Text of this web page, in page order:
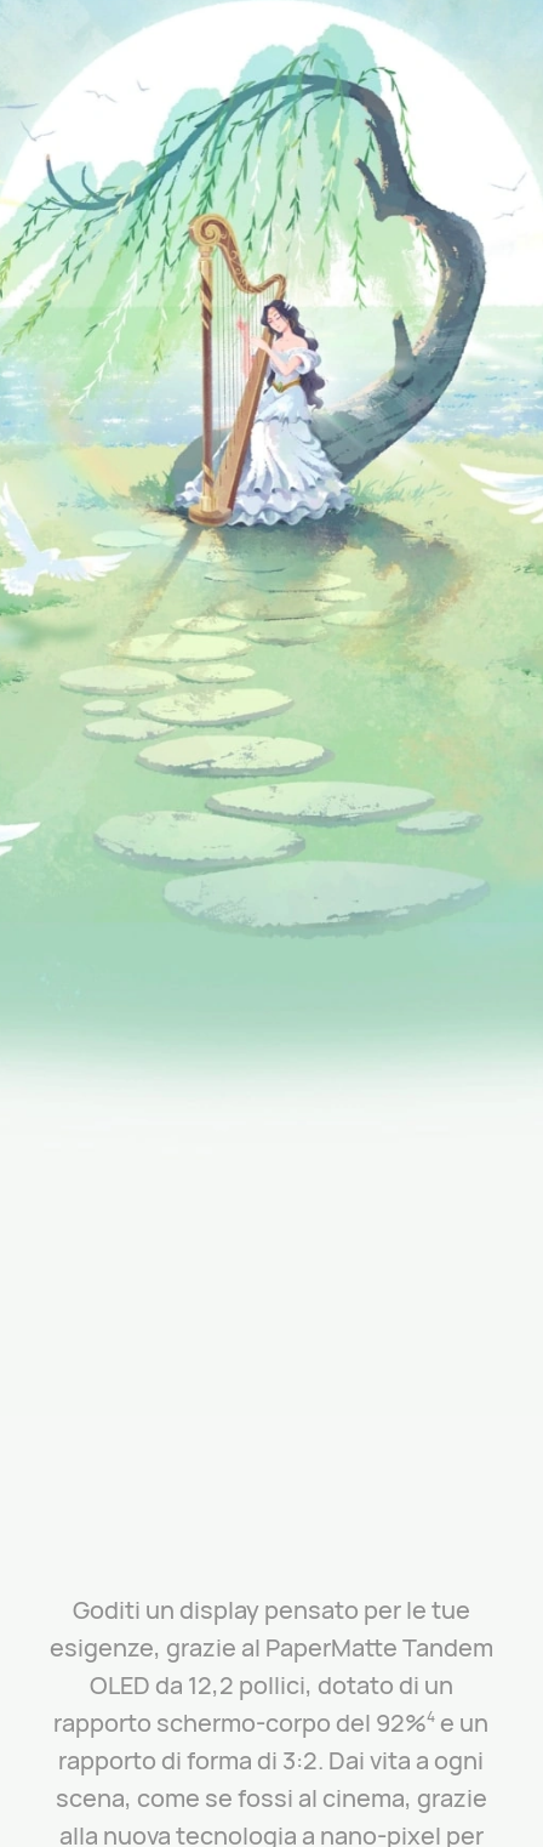
Goditi un display pensato per le tue
esigenze, grazie al PaperMatte Tandem
OLED da 12,2 pollici, dotato di un
rapporto schermo-corpo del 92%4 e un
rapporto di forma di 3:2. Dai vita a ogni
scena, come se fossi al cinema, grazie
alla nuova tecnologia a nano-pixel per